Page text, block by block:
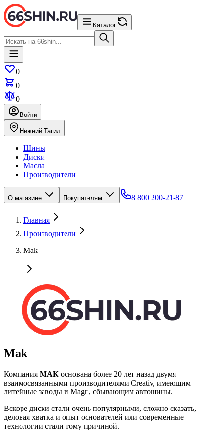
Каталог
0
0
0
Войти
Нижний Тагил
Шины
Диски
Масла
Производители
О магазине Покупателям 8 800 200-21-87
Главная
Производители
Mak
Mak
Компания МАК основана более 20 лет назад двумя
взаимосвязанными производителями Creativ, имеющим
литейные заводы и Magri, сбывающим автошины.
Вскоре диски стали очень популярными, сложно сказать,
деловая хватка и опыт основателей или современные
технологии стали тому причиной.